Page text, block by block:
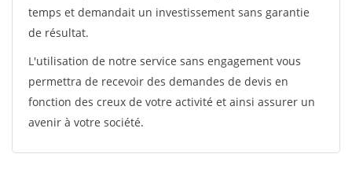
temps et demandait un investissement sans garantie
de résultat.
L'utilisation de notre service sans engagement vous
permettra de recevoir des demandes de devis en
fonction des creux de votre activité et ainsi assurer un
avenir à votre société.